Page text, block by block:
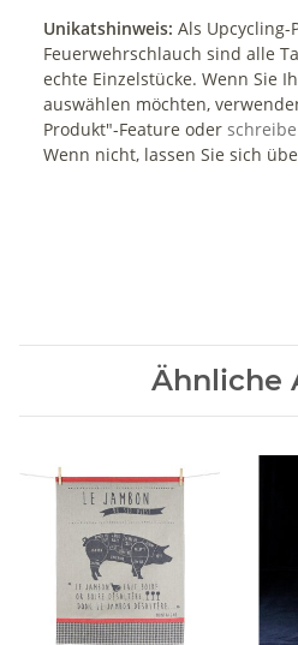
Unikatshinweis: Als Upcycling-
Feuerwehrschlauch sind alle
echte Einzelstücke. Wenn Sie
auswählen möchten,
Produkt"-Feature oder
Wenn nicht, lassen Sie sich
Ähnliche